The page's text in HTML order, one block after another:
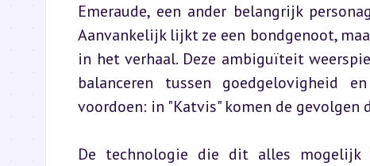
Emeraude, een ander belangrijk
Aanvankelijk lijkt ze een bondgenoot,
in het verhaal. Deze ambiguïteit
balanceren tussen goedgelovigheid
voordoen: in "Katvis" komen de
De technologie die dit alles mogelijk